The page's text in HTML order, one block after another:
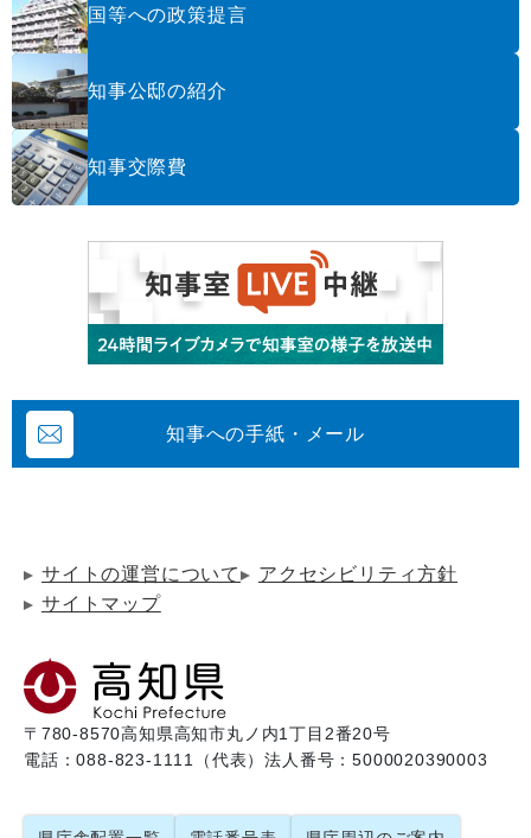
国等への政策提言
知事公邸の紹介
知事交際費
知事への手紙・メール
サイトの運営について
アクセシビリティ方針
サイトマップ
〒780-8570高知県高知市丸ノ内1丁目2番20号
電話：088-823-1111（代表）法人番号：5000020390003